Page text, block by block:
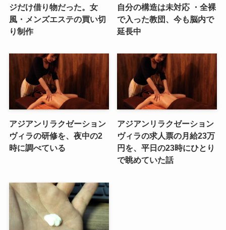
ジだけ借り物だった。女
風・メンズエステの買い切
り制作
自分の構造は未対応 ・全裸
で入った教団、今も脳内で
延長中
アジアンリラクゼーション
ヴィラの研修を、夜中の2
時に調べている
アジアンリラクゼーション
ヴィラの求人票の月給23万
円を、平日の23時にひとり
で眺めていた話